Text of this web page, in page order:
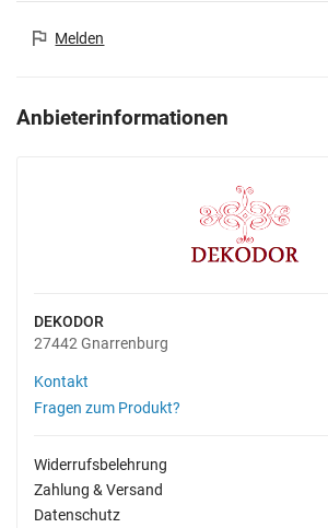
Melden
Anbieterinformationen
DEKODOR
27442 Gnarrenburg
Kontakt
Fragen zum Produkt?
Widerrufsbelehrung
Zahlung & Versand
Datenschutz